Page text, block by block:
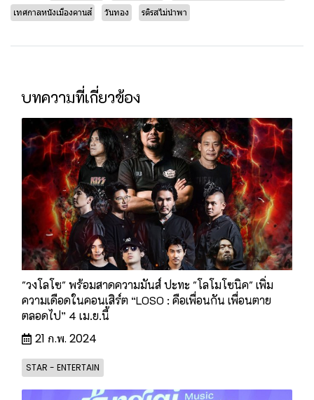
เทศกาลหนังเมืองคานส์
วันทอง รติรสไม่นำพา
บทความที่เกี่ยวข้อง
"วงโลโซ" พร้อมสาดความมันส์ ปะทะ "โลโมโซนิค" เพิ่ม
ความเดือดในคอนเสิร์ต “LOSO : คือเพื่อนกัน เพื่อนตาย
ตลอดไป” 4 เม.ย.นี้
21 ก.พ. 2024
STAR - ENTERTAIN